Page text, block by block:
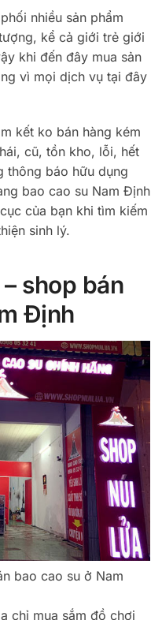
nhiều sản phẩm
kể cả giới trẻ giới
khi đến đây mua sản
vì mọi dịch vụ tại đây
kết ko bán hàng kém
cũ, tồn kho, lỗi, hết
thông báo hữu dụng
bao cao su Nam Định
của bạn khi tìm kiếm
sinh lý.
shop bán
Định
bao cao su ở Nam
chỉ mua sắm đồ chơi